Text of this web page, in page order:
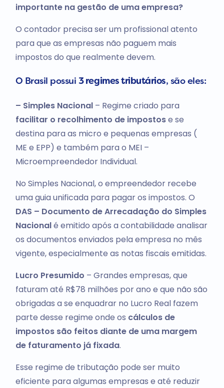
importante na gestão de uma empresa?
O contador precisa ser um profissional atento
para que as empresas não paguem mais
impostos do que realmente devem.
O Brasil possui 3 regimes tributários, são eles:
– Simples Nacional– Regime criado para
facilitar o recolhimento de impostose se
destina para as micro e pequenas empresas (
ME e EPP) e também para o MEI –
Microempreendedor Individual.
No Simples Nacional, o empreendedor recebe
uma guia unificada para pagar os impostos. O
DAS – Documento de Arrecadação do Simples
Nacionalé emitido após a contabilidade analisar
os documentos enviados pela empresa no mês
vigente, especialmente as notas fiscais emitidas.
Lucro Presumido – Grandes empresas, que
faturam até R$78 milhões por ano e que não são
obrigadas a se enquadrar no Lucro Real fazem
parte desse regime onde os cálculos de
impostos são feitos diante de uma margem
de faturamento já fixada.
Esse regime de tributação pode ser muito
eficiente para algumas empresas e até reduzir